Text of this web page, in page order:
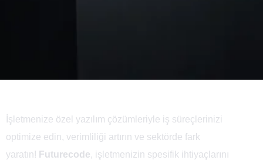
İşletmenize özel yazılım çözümleriyle iş süreçlerinizi
optimize edin, verimliliği artırın ve sektörde fark
yaratın! Futurecode, işletmenizin spesifik ihtiyaçlarını